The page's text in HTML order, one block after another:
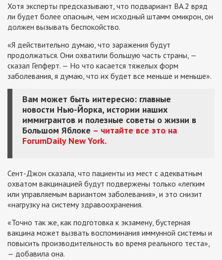
Хотя эксперты предсказывают, что подвариант BA.2 вряд
ли будет более опасным, чем исходный штамм омикрон, он
должен вызывать беспокойство.
«Я действительно думаю, что заражения будут
продолжаться. Они охватили большую часть страны, —
сказал Гепферт. — Но что касается тяжелых форм
заболевания, я думаю, что их будет все меньше и меньше».
Вам может быть интересно: главные
новости Нью-Йорка, истории наших
иммигрантов и полезные советы о жизни в
Большом Яблоке – читайте все это на
ForumDaily New York.
Сент-Джон сказала, что пациенты из мест с адекватным
охватом вакцинацией будут подвержены только «легким
или управляемым вариантом заболевания», и это снизит
«нагрузку на систему здравоохранения.
«Точно так же, как подготовка к экзамену, бустерная
вакцина может вызвать воспоминания иммунной системы и
повысить производительность во время реального теста»,
— добавила она.